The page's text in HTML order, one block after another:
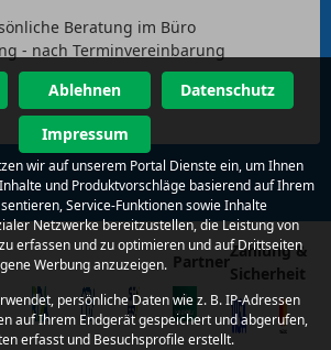
Beratung im Büro
- nach Terminvereinbarung
Partner
Zahlung &
Sicherheit
Ablehnen Datenschutz
Impressum
wir auf unserem Portal Dienste ein, um Ihnen
und Produktvorschläge basierend auf Ihrem
Service-Funktionen sowie Inhalte
Netzwerke bereitzustellen, die Leistung von
erfassen und zu optimieren und auf Drittseiten
Werbung anzuzeigen.
persönliche Daten wie z. B. IP-Adressen
auf Ihrem Endgerät gespeichert und abgerufen,
erfasst und Besuchsprofile erstellt.